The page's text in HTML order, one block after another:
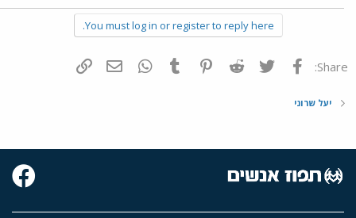
You must log in or register to reply here.
Share: פייסבוק Twitter
Reddit
Pinterest
Tumblr
WhatsAppדואר אלקטרוני
יעל שרוני